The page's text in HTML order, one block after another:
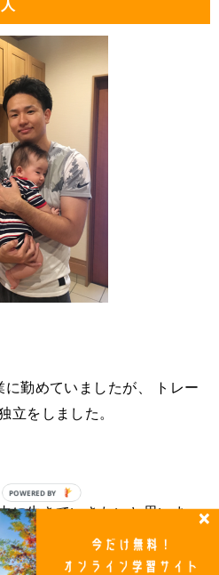
勤めていましたが、 トレー
立をしました。
に生きていきたいと思いま
POWERED
BY